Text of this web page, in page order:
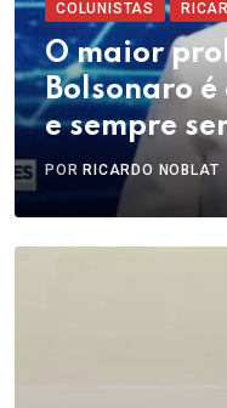
COLUNISTAS
O maior
Bolsonaro é
e sempre
POR RICARDO NOBLAT